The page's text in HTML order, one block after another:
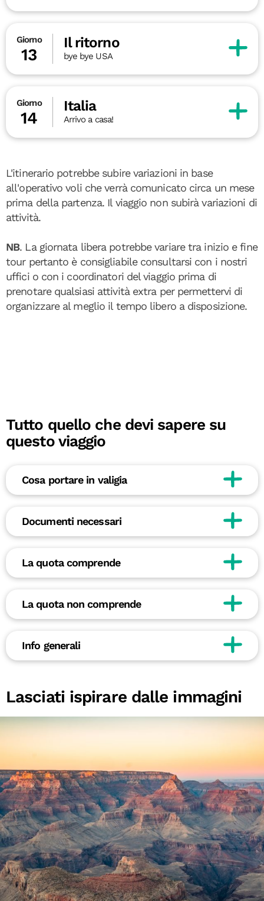
Giorno
13
Il ritorno
bye bye USA
Giorno
14
Italia
Arrivo a casa!
L'itinerario potrebbe subire variazioni in base
all'operativo voli che verrà comunicato circa un mese
prima della partenza. Il viaggio non subirà variazioni di
attività.
NB. La giornata libera potrebbe variare tra inizio e fine
tour pertanto è consigliabile consultarsi con i nostri
uffici o con i coordinatori del viaggio prima di
prenotare qualsiasi attività extra per permettervi di
organizzare al meglio il tempo libero a disposizione.
Tutto quello che devi sapere su
questo viaggio
Cosa portare in valigia
Documenti necessari
La quota comprende
La quota non comprende
Info generali
Lasciati ispirare dalle immagini